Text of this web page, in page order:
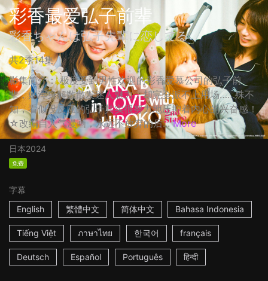
彩香最爱弘子前辈
彩香ちゃんは弘子先輩に恋してる
共2季14集
影集简介： 极度受到男性欢迎的彩香爱慕公司的弘子前
辈，她浑身解数散发迷人魅力，却完全派不上用场……殊不
知，看似没反应的弘子其实很努力地压抑着内心的兴奋感！
☆改编自人气漫画，永远不放弃的后... More
日本2024
免费
字幕
English
繁體中文 简体中文 Bahasa Indonesia
Tiếng Việt ภาษาไทย 한국어 français
Deutsch Español Português हिन्दी